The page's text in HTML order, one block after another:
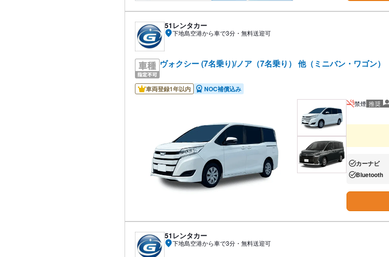
51レンタカー
下地島空港から車で3分・無料送迎可
ヴォクシー (7名乗り)/ノア（7名乗り） 他（ミニバン・ワゴン）
車両登録1年以内 NOC補償込み
禁煙 推奨
あり:カーナビ
あり:Bluetooth
51レンタカー
下地島空港から車で3分・無料送迎可